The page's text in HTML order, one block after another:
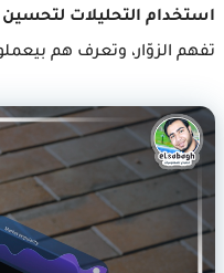
استخدام التحليلات
تفهم الزوّار، وتعرف هم